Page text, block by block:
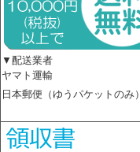
▼配送業者
ヤマト運輸
日本郵便（ゆうパケットのみ）